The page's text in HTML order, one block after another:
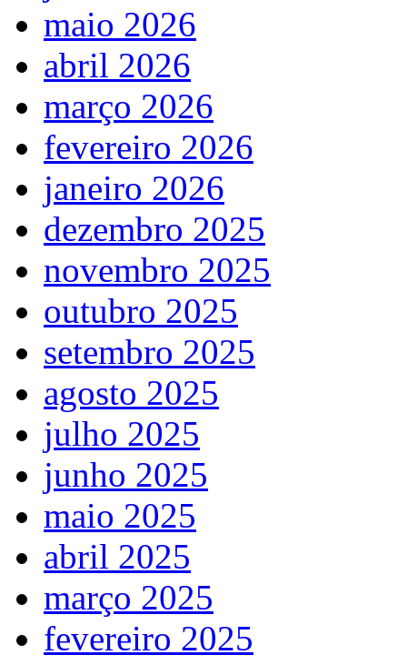
maio 2026
abril 2026
março 2026
fevereiro 2026
janeiro 2026
dezembro 2025
novembro 2025
outubro 2025
setembro 2025
agosto 2025
julho 2025
junho 2025
maio 2025
abril 2025
março 2025
fevereiro 2025